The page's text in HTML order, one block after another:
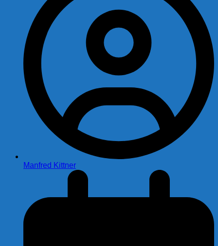
Manfred Kittner